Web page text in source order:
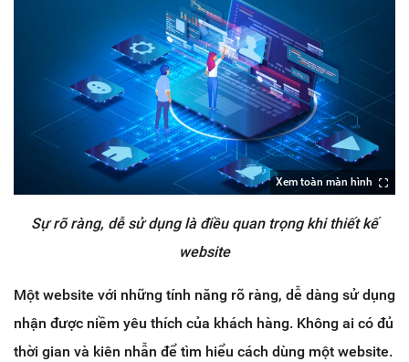
Xem toàn màn hình
Sự rõ ràng, dễ sử dụng là điều quan trọng khi thiết kế
website
Một website với những tính năng rõ ràng, dễ dàng sử dụng
nhận được niềm yêu thích của khách hàng. Không ai có đủ
thời gian và kiên nhẫn để tìm hiểu cách dùng một website.